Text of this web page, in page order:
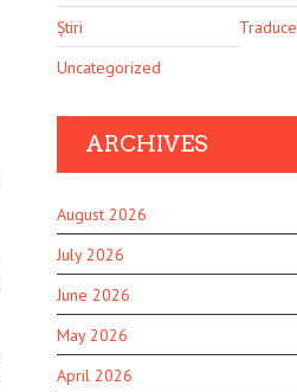
Știri
Uncategorized
ARCHIVES
August 2026
July 2026
June 2026
May 2026
April 2026